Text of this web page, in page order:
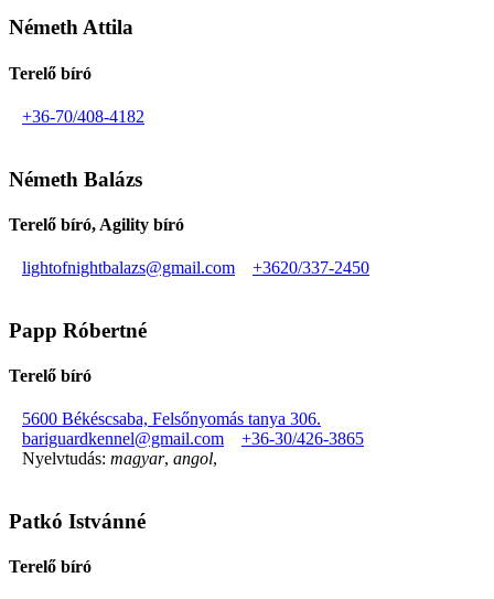
Németh Attila
Terelő bíró
+36-70/408-4182
Németh Balázs
Terelő bíró, Agility bíró
lightofnightbalazs@gmail.com +3620/337-2450
Papp Róbertné
Terelő bíró
5600 Békéscsaba, Felsőnyomás tanya 306.
bariguardkennel@gmail.com
+36-30/426-3865
Nyelvtudás: magyar, angol,
Patkó Istvánné
Terelő bíró